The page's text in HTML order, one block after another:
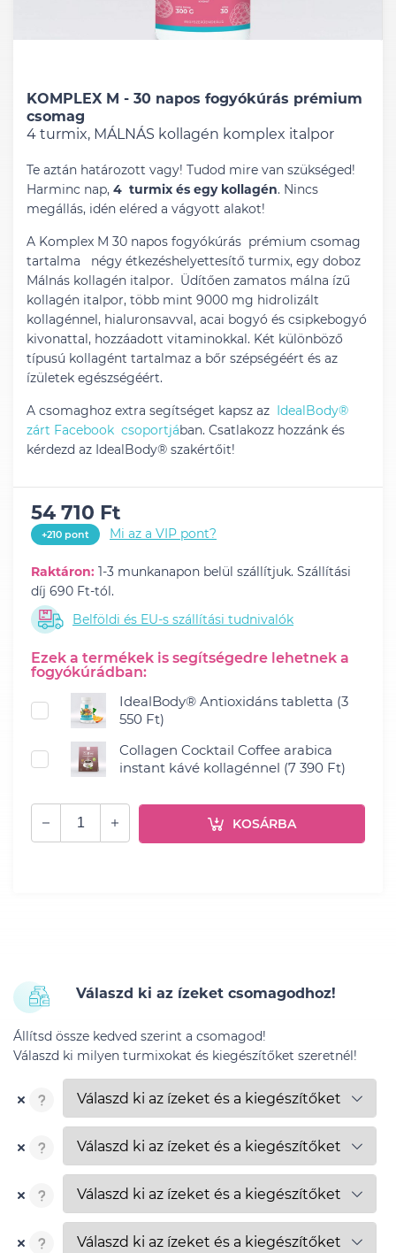
KOMPLEX M - 30 napos fogyókúrás prémium
csomag
4 turmix, MÁLNÁS kollagén komplex italpor
Te aztán határozott vagy! Tudod mire van szükséged!
Harminc nap, 4 turmix és egy kollagén. Nincs
megállás, idén eléred a vágyott alakot!
A Komplex M 30 napos fogyókúrás prémium csomag
tartalma négy étkezéshelyettesítő turmix, egy doboz
Málnás kollagén italpor. Üdítően zamatos málna ízű
kollagén italpor, több mint 9000 mg hidrolizált
kollagénnel, hialuronsavval, acai bogyó és csipkebogyó
kivonattal, hozzáadott vitaminokkal. Két különböző
típusú kollagént tartalmaz a bőr szépségéért és az
ízületek egészségéért.
A csomaghoz extra segítséget kapsz az IdealBody®
zárt Facebook csoportjában. Csatlakozz hozzánk és
kérdezd az IdealBody® szakértőit!
54 710 Ft
+210 pont Mi az a VIP pont?
Raktáron: 1-3 munkanapon belül szállítjuk. Szállítási
díj 690 Ft-tól.
Belföldi és EU-s szállítási tudnivalók
Ezek a termékek is segítségedre lehetnek a
fogyókúrádban:
IdealBody® Antioxidáns tabletta (3
550 Ft)
Collagen Cocktail Coffee arabica
instant kávé kollagénnel (7 390 Ft)
KOSÁRBA
Válaszd ki az ízeket csomagodhoz!
Állítsd össze kedved szerint a csomagod!
Válaszd ki milyen turmixokat és kiegészítőket szeretnél!